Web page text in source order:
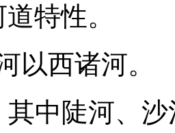
特性。
以西诸河。
其中陡河、